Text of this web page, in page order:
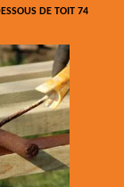
DE TOIT 74